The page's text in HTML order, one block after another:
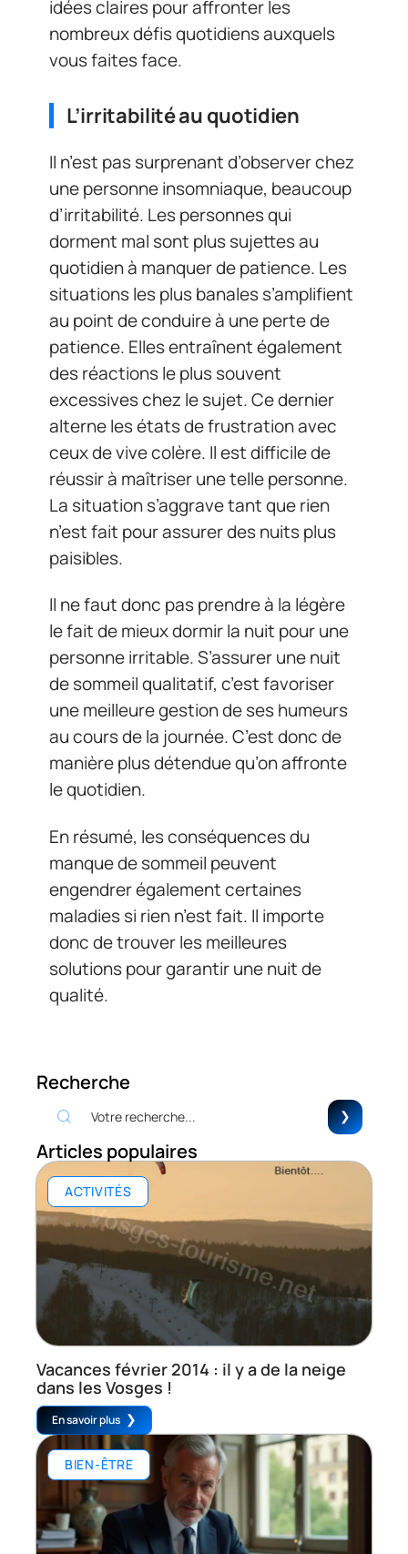
idées claires pour affronter les
nombreux défis quotidiens auxquels
vous faites face.
L’irritabilité au quotidien
Il n’est pas surprenant d’observer chez
une personne insomniaque, beaucoup
d’irritabilité. Les personnes qui
dorment mal sont plus sujettes au
quotidien à manquer de patience. Les
situations les plus banales s’amplifient
au point de conduire à une perte de
patience. Elles entraînent également
des réactions le plus souvent
excessives chez le sujet. Ce dernier
alterne les états de frustration avec
ceux de vive colère. Il est difficile de
réussir à maîtriser une telle personne.
La situation s’aggrave tant que rien
n’est fait pour assurer des nuits plus
paisibles.
Il ne faut donc pas prendre à la légère
le fait de mieux dormir la nuit pour une
personne irritable. S’assurer une nuit
de sommeil qualitatif, c’est favoriser
une meilleure gestion de ses humeurs
au cours de la journée. C’est donc de
manière plus détendue qu’on affronte
le quotidien.
En résumé, les conséquences du
manque de sommeil peuvent
engendrer également certaines
maladies si rien n’est fait. Il importe
donc de trouver les meilleures
solutions pour garantir une nuit de
qualité.
Recherche
Articles populaires
ACTIVITÉS
Vacances février 2014 : il y a de la neige
dans les Vosges !
En savoir plus
BIEN-ÊTRE